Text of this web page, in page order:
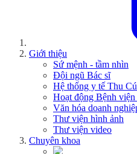
Giới thiệu
Sứ mệnh - tầm nhìn
Đội ngũ Bác sĩ
Hệ thống y tế Thu
Hoạt động Bệnh
Văn hóa doanh
Thư viện hình ảnh
Thư viện video
Chuyên khoa